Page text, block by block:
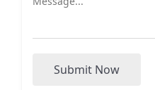
Submit Now